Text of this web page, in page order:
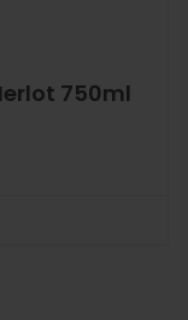
750ml